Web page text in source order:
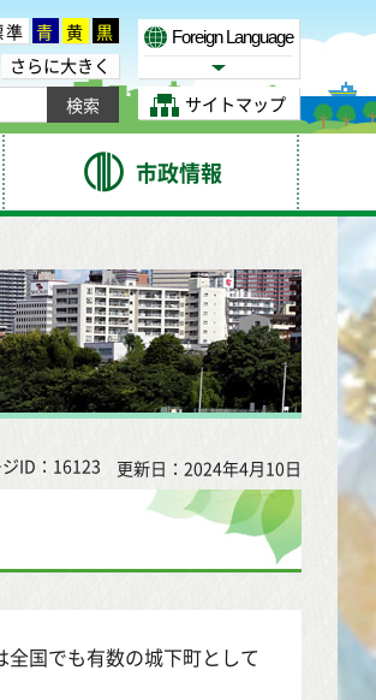
準 青 黄 黒
さらに大きく
Foreign Language
Select Language
サイトマップ
市政情報
ID：16123 更新日：2024年4月10日
国でも有数の城下町として